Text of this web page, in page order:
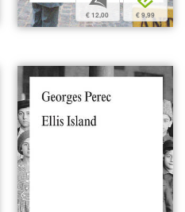
€ 12,00 € 9,99